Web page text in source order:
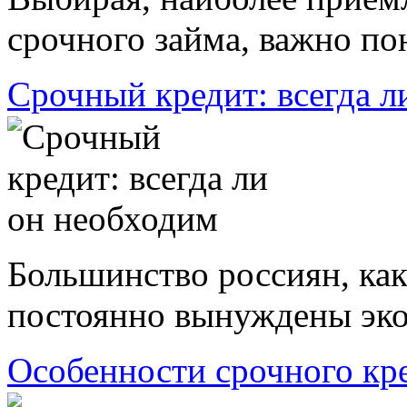
срочного займа, важно
Срочный кредит: всегда
Большинство россиян,
постоянно вынуждены
Особенности срочного